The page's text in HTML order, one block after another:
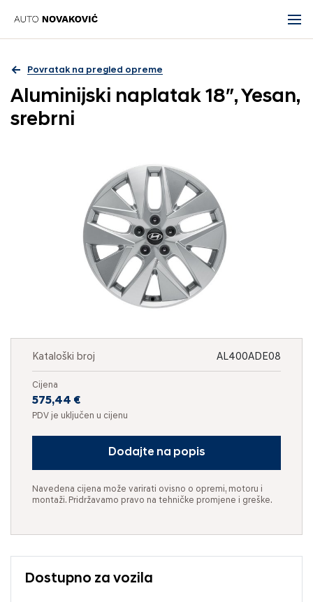
Povratak na pregled opreme
Aluminijski naplatak 18″, Yesan,
srebrni
Kataloški broj AL400ADE08
Cijena
575,44 €
PDV je uključen u cijenu
Dodajte na popis
Navedena cijena može varirati ovisno o opremi, motoru i
montaži. Pridržavamo pravo na tehničke promjene i greške.
Dostupno za vozila